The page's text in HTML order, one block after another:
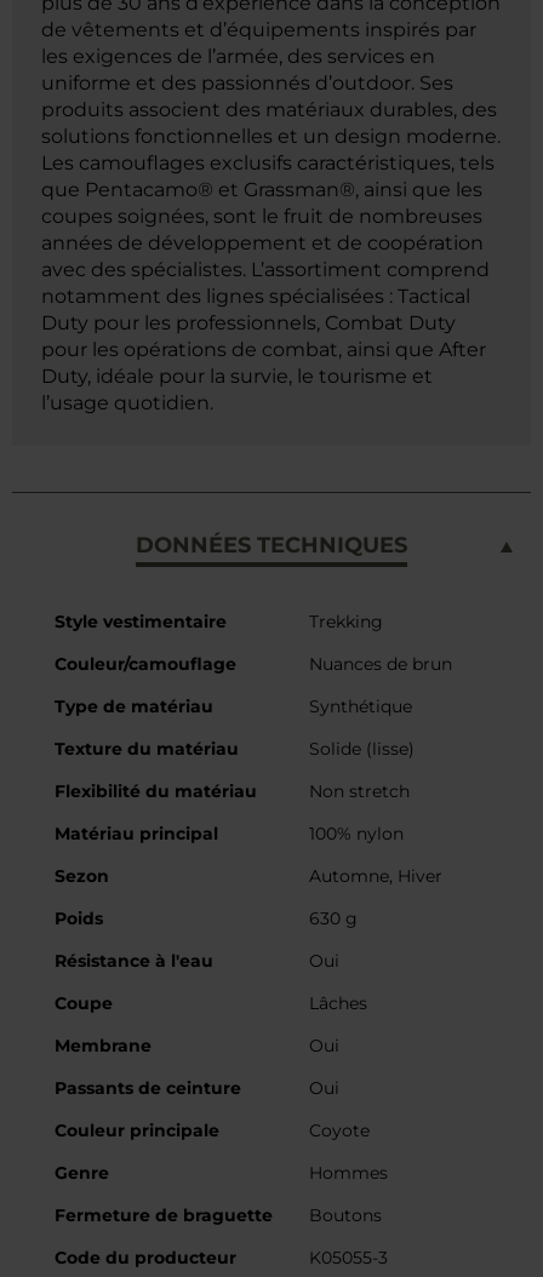
de vêtements et d’équipements inspirés par
les exigences de l’armée, des services en
uniforme et des passionnés d’outdoor. Ses
produits associent des matériaux durables, des
solutions fonctionnelles et un design moderne.
Les camouflages exclusifs caractéristiques, tels
que Pentacamo® et Grassman®, ainsi que les
coupes soignées, sont le fruit de nombreuses
années de développement et de coopération
avec des spécialistes. L’assortiment comprend
notamment des lignes spécialisées : Tactical
Duty pour les professionnels, Combat Duty
pour les opérations de combat, ainsi que After
Duty, idéale pour la survie, le tourisme et
l’usage quotidien.
DONNÉES TECHNIQUES
Caractéristiques
Style vestimentaire
Trekking
Couleur/camouflage
Nuances de brun
Type de matériau
Synthétique
Texture du matériau
Solide (lisse)
Flexibilité du matériau
Non stretch
Matériau principal
100% nylon
Sezon
Automne, Hiver
Poids
630 g
Résistance à l'eau
Oui
Coupe
Lâches
Membrane
Oui
Passants de ceinture
Oui
Couleur principale
Coyote
Genre
Hommes
Fermeture de braguette
Boutons
Code du producteur
K05055-3